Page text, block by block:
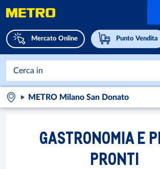
Mercato Online Punto Vendita
METRO Milano San Donato
GASTRONOMIA E
PRONTI